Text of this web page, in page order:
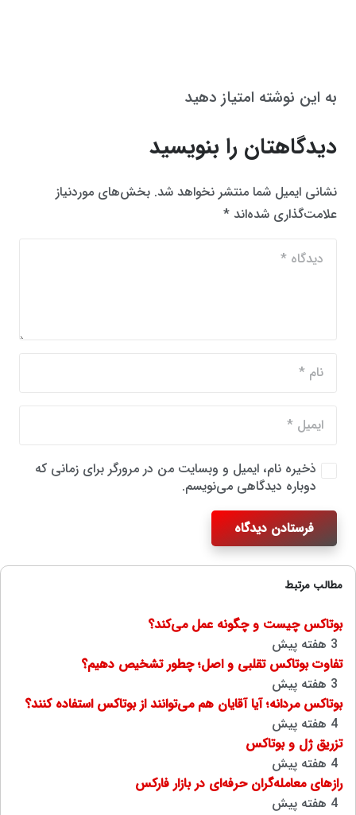
به این نوشته امتیاز دهید
دیدگاهتان را بنویسید
نشانی ایمیل شما منتشر نخواهد شد. بخش‌های موردنیاز
علامت‌گذاری شده‌اند *
ذخیره نام، ایمیل و وبسایت من در مرورگر برای زمانی که
دوباره دیدگاهی می‌نویسم.
فرستادن دیدگاه
مطالب مرتبط
بوتاکس چیست و چگونه عمل می‌کند؟
3 هفته پیش
تفاوت بوتاکس تقلبی و اصل؛ چطور تشخیص دهیم؟
3 هفته پیش
بوتاکس مردانه؛ آیا آقایان هم می‌توانند از بوتاکس استفاده کنند؟
4 هفته پیش
تزریق ژل و بوتاکس
4 هفته پیش
رازهای معامله‌گران حرفه‌ای در بازار فارکس
4 هفته پیش